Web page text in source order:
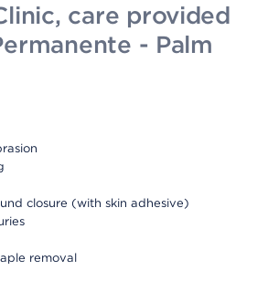
care provided
- Palm
closure (with skin adhesive)
removal